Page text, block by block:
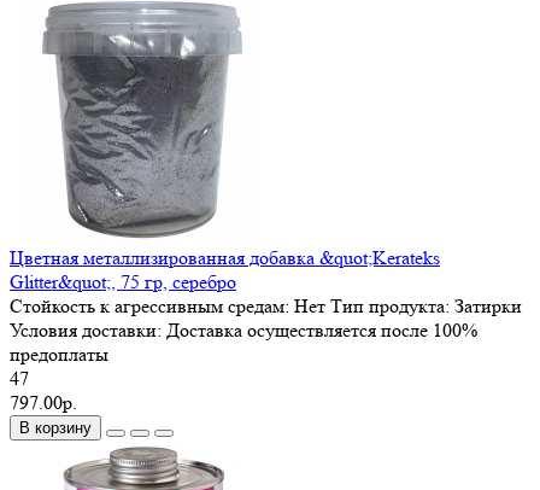
Цветная металлизированная добавка &quot;Kerateks
Glitter&quot;, 75 гр, серебро
Стойкость к агрессивным средам: Нет Тип продукта: Затирки
Условия доставки: Доставка осуществляется после 100%
предоплаты
47
797.00р.
В корзину